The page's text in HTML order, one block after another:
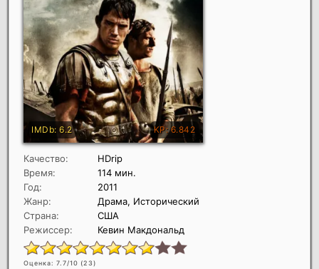
Качество:
HDrip
Время:
114 мин.
Год:
2011
Жанр:
Драма, Исторический
Страна:
США
Режиссер:
Кевин Макдональд
Оценка: 7.7/10 (23)